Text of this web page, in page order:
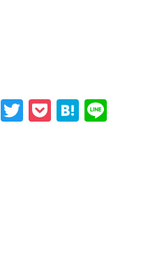
Facebook
Twitter
PocketHatena